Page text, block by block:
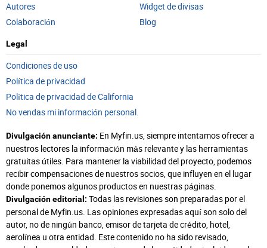
Autores
Colaboración
Widget de divisas
Blog
Legal
Condiciones de uso
Política de privacidad
Política de privacidad de California
No vendas mi información personal.
Divulgación anunciante: En Myfin.us, siempre intentamos ofrecer a
nuestros lectores la información más relevante y las herramientas
gratuitas útiles. Para mantener la viabilidad del proyecto, podemos
recibir compensaciones de nuestros socios, que influyen en el lugar
donde ponemos algunos productos en nuestras páginas.
Divulgación editorial: Todas las revisiones son preparadas por el
personal de Myfin.us. Las opiniones expresadas aquí son solo del
autor, no de ningún banco, emisor de tarjeta de crédito, hotel,
aerolínea u otra entidad. Este contenido no ha sido revisado,